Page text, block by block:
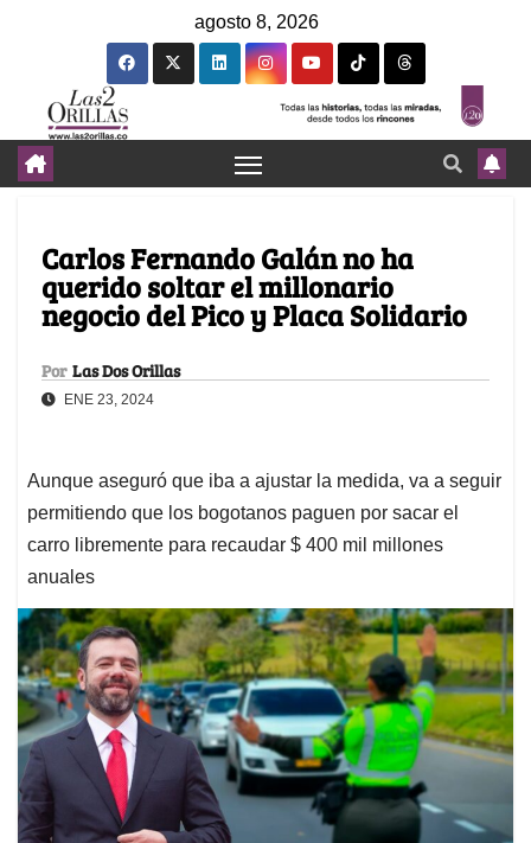
agosto 8, 2026
Carlos Fernando Galán no ha
querido soltar el millonario
negocio del Pico y Placa Solidario
Por Las Dos Orillas
ENE 23, 2024
Aunque aseguró que iba a ajustar la medida, va a seguir
permitiendo que los bogotanos paguen por sacar el
carro libremente para recaudar $ 400 mil millones
anuales